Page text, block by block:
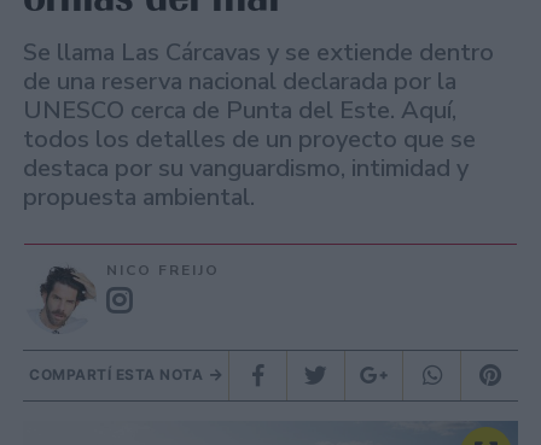
Se llama Las Cárcavas y se extiende dentro
de una reserva nacional declarada por la
UNESCO cerca de Punta del Este. Aquí,
todos los detalles de un proyecto que se
destaca por su vanguardismo, intimidad y
propuesta ambiental.
NICO FREIJO
COMPARTÍ ESTA NOTA